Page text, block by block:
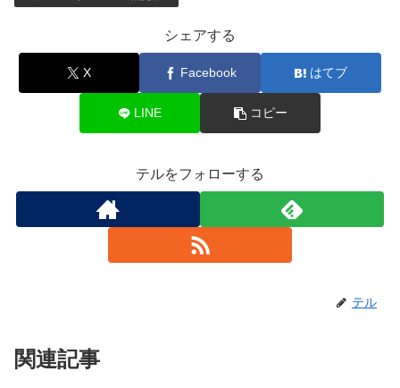
シェアする
X Facebook はてブ
LINE コピー
テルをフォローする
テル
関連記事